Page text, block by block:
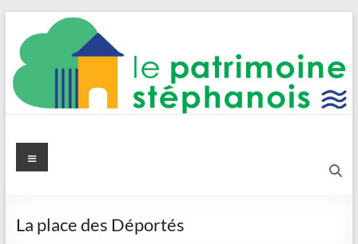
contenu
Le Patrimoine stéphanois
Menu
La place des Déportés